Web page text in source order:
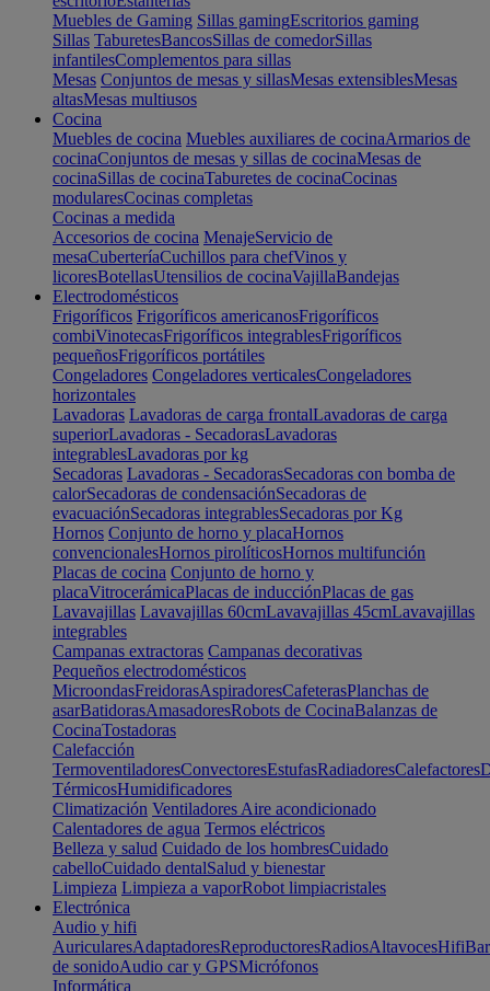
Muebles de Gaming Sillas gamingEscritorios gaming
Sillas TaburetesBancosSillas de comedorSillas
infantilesComplementos para sillas
Mesas Conjuntos de mesas y sillasMesas extensiblesMesas
altasMesas multiusos
Cocina
Muebles de cocina Muebles auxiliares de cocinaArmarios de
cocinaConjuntos de mesas y sillas de cocinaMesas de
cocinaSillas de cocinaTaburetes de cocinaCocinas
modularesCocinas completas
Cocinas a medida
Accesorios de cocina MenajeServicio de
mesaCuberteríaCuchillos para chefVinos y
licoresBotellasUtensilios de cocinaVajillaBandejas
Electrodomésticos
Frigoríficos Frigoríficos americanosFrigoríficos
combiVinotecasFrigoríficos integrablesFrigoríficos
pequeñosFrigoríficos portátiles
Congeladores Congeladores verticalesCongeladores
horizontales
Lavadoras Lavadoras de carga frontalLavadoras de carga
superiorLavadoras - SecadorasLavadoras
integrablesLavadoras por kg
Secadoras Lavadoras - SecadorasSecadoras con bomba de
calorSecadoras de condensaciónSecadoras de
evacuaciónSecadoras integrablesSecadoras por Kg
Hornos Conjunto de horno y placaHornos
convencionalesHornos pirolíticosHornos multifunción
Placas de cocina Conjunto de horno y
placaVitrocerámicaPlacas de inducciónPlacas de gas
Lavavajillas Lavavajillas 60cmLavavajillas 45cmLavavajillas
integrables
Campanas extractoras Campanas decorativas
Pequeños electrodomésticos
MicroondasFreidorasAspiradoresCafeterasPlanchas de
asarBatidorasAmasadoresRobots de CocinaBalanzas de
CocinaTostadoras
Calefacción
TermoventiladoresConvectoresEstufasRadiadoresCalefactores
TérmicosHumidificadores
Climatización Ventiladores Aire acondicionado
Calentadores de agua Termos eléctricos
Belleza y salud Cuidado de los hombresCuidado
cabelloCuidado dentalSalud y bienestar
Limpieza Limpieza a vaporRobot limpiacristales
Electrónica
Audio y hifi
AuricularesAdaptadoresReproductoresRadiosAltavocesHifi
de sonidoAudio car y GPSMicrófonos
Informática